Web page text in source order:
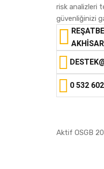
risk analizleri
güvenliğinizi
0 532
Aktif OSGB